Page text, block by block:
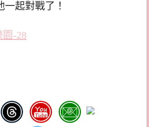
起對戰了！